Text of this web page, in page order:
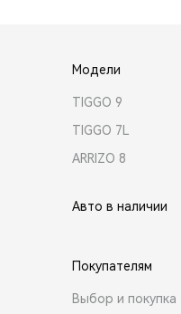
Модели
TIGGO 9
TIGGO 7L
ARRIZO 8
Авто в наличии
Покупателям
Выбор и покупка